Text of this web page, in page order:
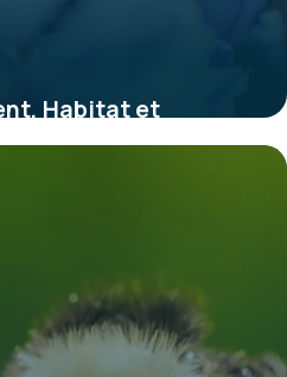
Habitat et